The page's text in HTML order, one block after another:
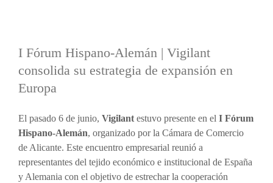
I Fórum Hispano-Alemán | Vigilant
consolida su estrategia de expansión en
Europa
El pasado 6 de junio, Vigilantestuvo presente en el I Fórum
Hispano-Alemán, organizado por la Cámara de Comercio
de Alicante. Este encuentro empresarial reunió a
representantes del tejido económico e institucional de España
y Alemania con el objetivo de estrechar la cooperación